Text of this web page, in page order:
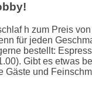
h zum Preis
für jeden
bestellt:
Gibt es etwas
und